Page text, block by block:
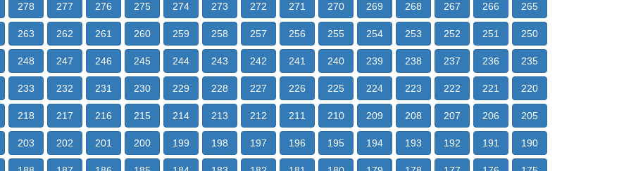
278 277 276 275 274 273 272 271 270 269 268 267 266 265
263 262 261 260 259 258 257 256 255 254 253 252 251 250
248 247 246 245 244 243 242 241 240 239 238 237 236 235
233 232 231 230 229 228 227 226 225 224 223 222 221 220
218 217 216 215 214 213 212 211 210 209 208 207 206 205
203 202 201 200 199 198 197 196 195 194 193 192 191 190